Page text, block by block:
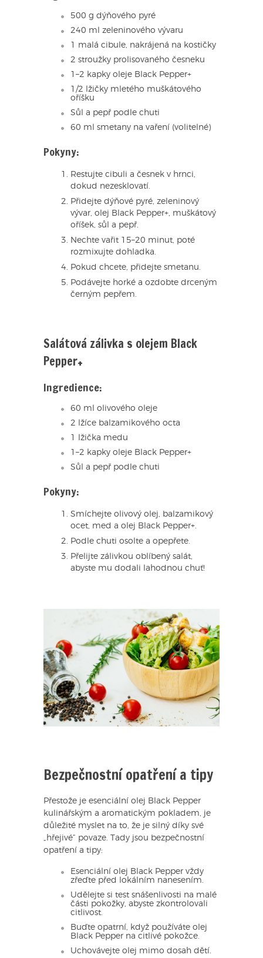
500 g dýňového pyré
240 ml zeleninového vývaru
1 malá cibule, nakrájená na kostičky
2 stroužky prolisovaného česneku
1–2 kapky oleje Black Pepper+
1/2 lžičky mletého muškátového
oříšku
Sůl a pepř podle chuti
60 ml smetany na vaření (volitelné)
Pokyny:
Restujte cibuli a česnek v hrnci,
dokud nezesklovatí.
Přidejte dýňové pyré, zeleninový
vývar, olej Black Pepper+, muškátový
oříšek, sůl a pepř.
Nechte vařit 15–20 minut, poté
rozmixujte dohladka.
Pokud chcete, přidejte smetanu.
Podávejte horké a ozdobte drceným
černým pepřem.
Salátová zálivka s olejem Black
Pepper+
Ingredience:
60 ml olivového oleje
2 lžíce balzamikového octa
1 lžička medu
1–2 kapky oleje Black Pepper+
Sůl a pepř podle chuti
Pokyny:
Smíchejte olivový olej, balzamikový
ocet, med a olej Black Pepper+.
Podle chuti osolte a opepřete.
Přelijte zálivkou oblíbený salát,
abyste mu dodali lahodnou chuť!
Bezpečnostní opatření a tipy
Přestože je esenciální olej Black Pepper
kulinářským a aromatickým pokladem, je
důležité myslet na to, že je silný díky své
„hřejivé“ povaze. Tady jsou bezpečnostní
opatření a tipy:
Esenciální olej Black Pepper vždy
zřeďte před lokálním nanesením.
Udělejte si test snášenlivosti na malé
části pokožky, abyste zkontrolovali
citlivost.
Buďte opatrní, když používáte olej
Black Pepper na citlivé pokožce.
Uchovávejte olej mimo dosah dětí.